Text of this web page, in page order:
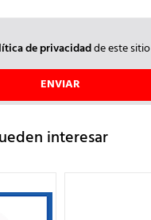
de privacidadde este sitio
interesar